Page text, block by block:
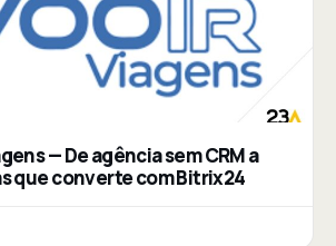
— De agência sem CRM a
que converte com Bitrix24